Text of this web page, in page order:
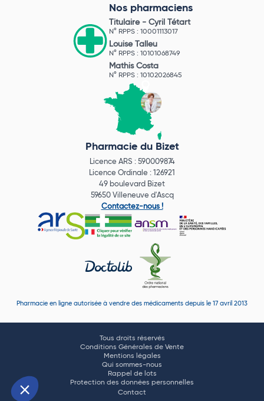
Nos pharmaciens
Titulaire - Cyril Tétart
N° RPPS : 10001113017
Louise Talleu
N° RPPS : 10101068749
Mathis Costa
N° RPPS : 10102026845
Pharmacie du Bizet
Licence ARS : 590009874
Licence Ordinale : 126921
49 boulevard Bizet
59650 Villeneuve d'Ascq
Contactez-nous !
Pharmacie en ligne autorisée à vendre des médicaments depuis le 17 avril 2013
Tous droits réservés
Conditions Générales de Vente
Mentions légales
Qui sommes-nous
Rappel de lots
Protection des données personnelles
Contact